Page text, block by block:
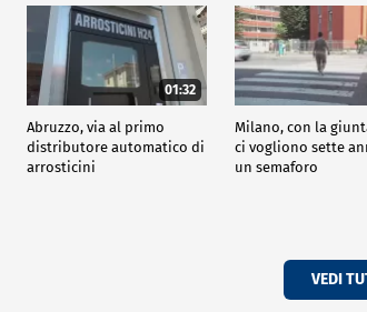
01:32
Abruzzo, via al primo
distributore automatico di
arrosticini
Milano, con la
ci vogliono sette
un semaforo
VEDI